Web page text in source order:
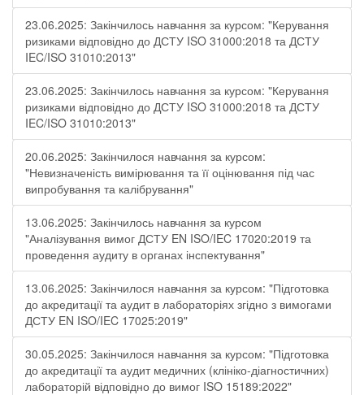
23.06.2025: Закінчилось навчання за курсом: "Керування
ризиками відповідно до ДСТУ ISO 31000:2018 та ДСТУ
IEC/ISO 31010:2013"
23.06.2025: Закінчилось навчання за курсом: "Керування
ризиками відповідно до ДСТУ ISO 31000:2018 та ДСТУ
IEC/ISO 31010:2013"
20.06.2025: Закінчилося навчання за курсом:
"Невизначеність вимірювання та її оцінювання під час
випробування та калібрування"
13.06.2025: Закінчилось навчання за курсом
"Аналізування вимог ДСТУ EN ISO/IEC 17020:2019 та
проведення аудиту в органах інспектування"
13.06.2025: Закінчилося навчання за курсом: "Підготовка
до акредитації та аудит в лабораторіях згідно з вимогами
ДСТУ EN ISO/IEC 17025:2019"
30.05.2025: Закінчилося навчання за курсом: "Підготовка
до акредитації та аудит медичних (клініко-діагностичних)
лабораторій відповідно до вимог ISO 15189:2022"